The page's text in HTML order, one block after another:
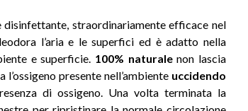
disinfettante, straordinariamente efficace nel
l’aria e le superfici ed è adatto nella
e superficie. 100% naturalenon lascia
l’ossigeno presente nell’ambiente uccidendo
di ossigeno. Una volta terminata la